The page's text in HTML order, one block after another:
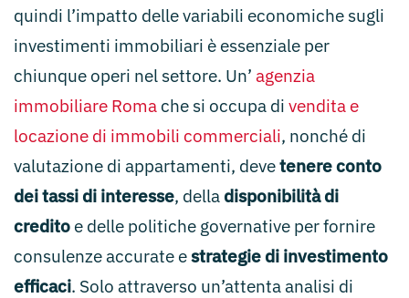
quindi l’impatto delle variabili economiche sugli
investimenti immobiliari è essenziale per
chiunque operi nel settore. Un’ agenzia
immobiliare Roma che si occupa di vendita e
locazione di immobili commerciali, nonché di
valutazione di appartamenti, devetenere conto
dei tassi di interesse, della disponibilità di
credito e delle politiche governative per fornire
consulenze accurate estrategie di investimento
efficaci. Solo attraverso un’attenta analisi di